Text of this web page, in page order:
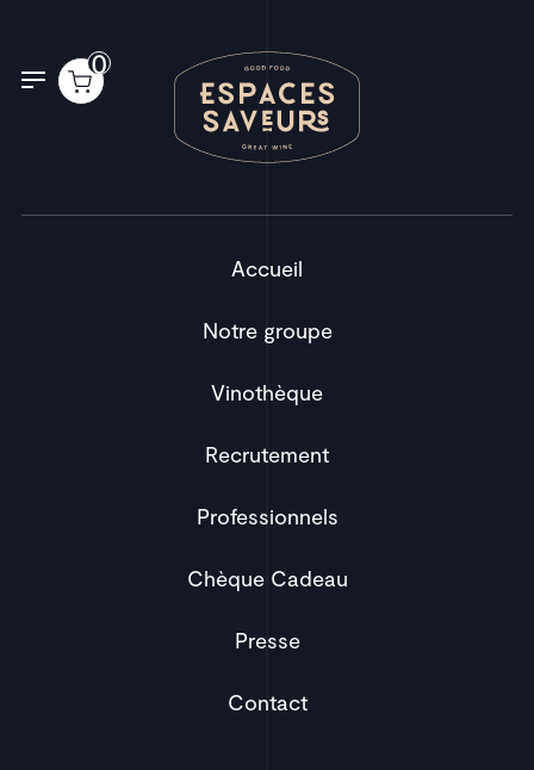
0
Accueil
Notre groupe
Vinothèque
Recrutement
Professionnels
Chèque Cadeau
Presse
Contact